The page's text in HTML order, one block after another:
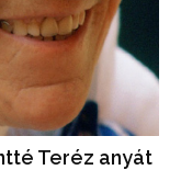
Teréz anyát